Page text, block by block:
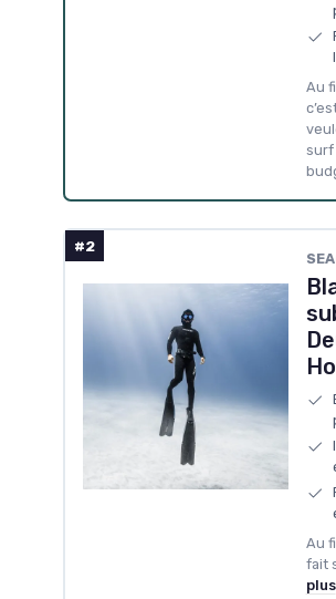
Au
surf
#2
Au
fait
plus